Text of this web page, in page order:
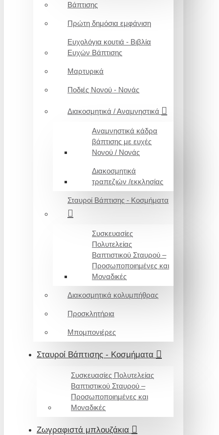
Βάπτισης
Πρώτη δημόσια εμφάνιση
Ευχολόγια κουτιά - Βιβλία
Ευχών Βάπτισης
Μαρτυρικά
Ποδιές Νονού - Νονάς
Διακοσμητικά / Αναμνηστικά
Αναμνηστικά κάδρα
βάπτισης με ευχές
Νονού / Νονάς
Διακοσμητικά
τραπεζιών /εκκλησίας
Σταυροί Βάπτισης - Κοσμήματα
Συσκευασίες
Πολυτελείας
Βαπτιστικού Σταυρού –
Προσωποποιημένες και
Μοναδικές
Διακοσμητικά κολυμπήθρας
Προσκλητήρια
Μπομπονιέρες
Σταυροί Βάπτισης - Κοσμήματα
Συσκευασίες Πολυτελείας
Βαπτιστικού Σταυρού –
Προσωποποιημένες και
Μοναδικές
Ζωγραφιστά μπλουζάκια